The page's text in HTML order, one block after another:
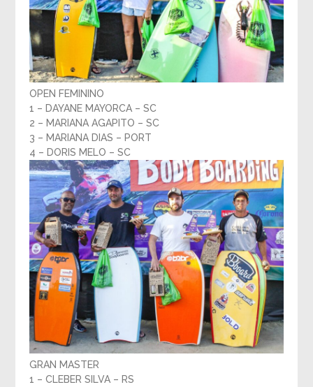
OPEN FEMININO
1 – DAYANE MAYORCA – SC
2 – MARIANA AGAPITO – SC
3 – MARIANA DIAS – PORT
4 – DORIS MELO – SC
GRAN MASTER
1 – CLEBER SILVA – RS